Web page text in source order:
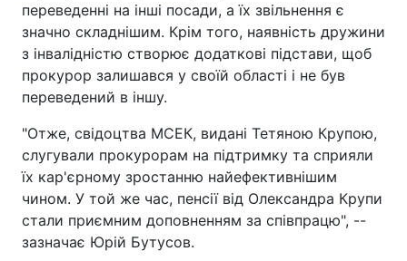
переведенні на інші посади, а їх звільнення є
значно складнішим. Крім того, наявність дружини
з інвалідністю створює додаткові підстави, щоб
прокурор залишався у своїй області і не був
переведений в іншу.
"Отже, свідоцтва МСЕК, видані Тетяною Крупою,
слугували прокурорам на підтримку та сприяли
їх кар'єрному зростанню найефективнішим
чином. У той же час, пенсії від Олександра Крупи
стали приємним доповненням за співпрацю", --
зазначає Юрій Бутусов.